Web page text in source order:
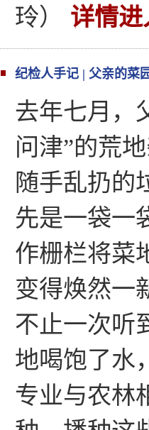
玲）
详情进
纪检人手记 | 父亲的菜
去年七月，
问津”的荒
随手乱扔的
先是一袋一
作栅栏将菜
变得焕然一
不止一次听
地喝饱了水
专业与农林